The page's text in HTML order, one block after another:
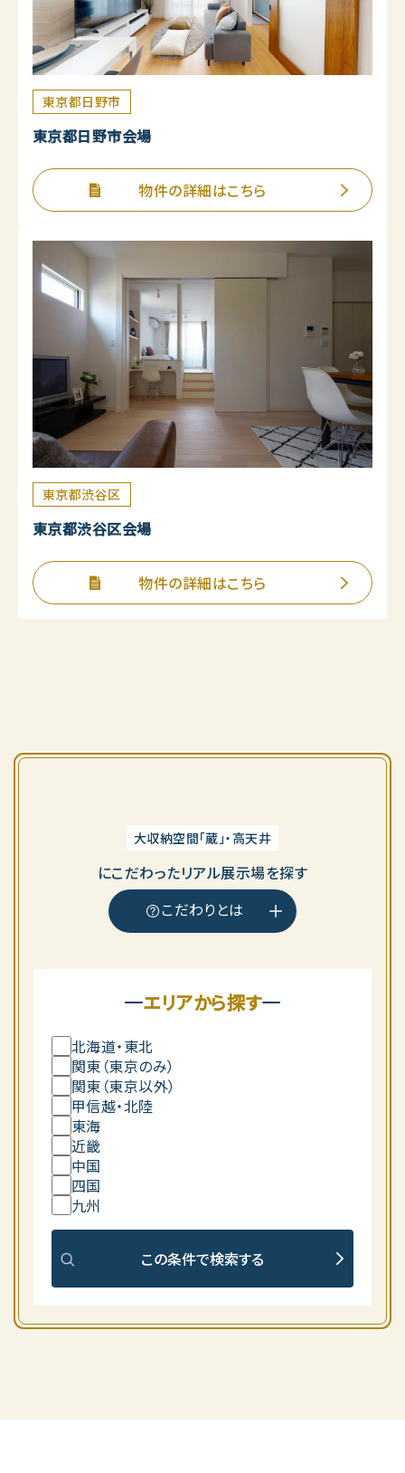
東京都日野市
東京都日野市会場
物件の詳細はこちら
東京都渋谷区
東京都渋谷区会場
物件の詳細はこちら
大収納空間「蔵」・高天井
にこだわったリアル展示場を探す
こだわりとは
エリアから探す
北海道・東北
関東（東京のみ）
関東（東京以外）
甲信越・北陸
東海
近畿
中国
四国
九州
この条件で検索する